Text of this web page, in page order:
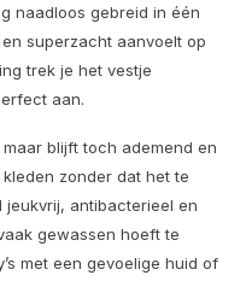
naadloos gebreid in één
superzacht aanvoelt op
trek je het vestje
aan.
blijft toch ademend en
zonder dat het te
jeukvrij, antibacterieel en
gewassen hoeft te
met een gevoelige huid of